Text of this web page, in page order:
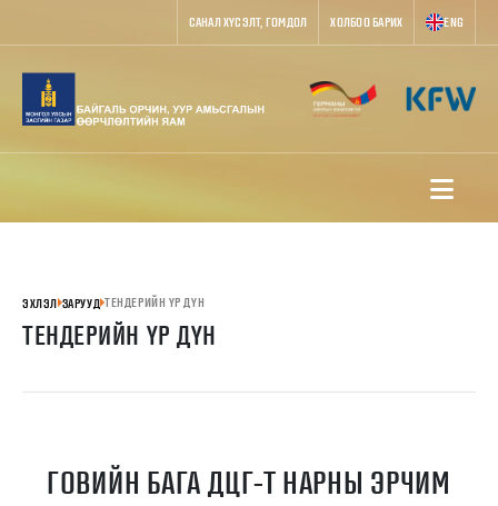
САНАЛ ХҮСЭЛТ, ГОМДОЛ ХОЛБОО БАРИХ ENG
ЭХЛЭЛ ЗАРУУД ТЕНДЕРИЙН ҮР ДҮН
ТЕНДЕРИЙН ҮР ДҮН
ГОВИЙН БАГА ДЦГ-Т НАРНЫ ЭРЧИМ